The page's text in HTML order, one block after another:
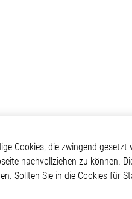
Über Elmos
Unternehmen
Investor
Cookies, die zwingend
nachvollziehen zu können.
Sollten Sie in die Cookies für